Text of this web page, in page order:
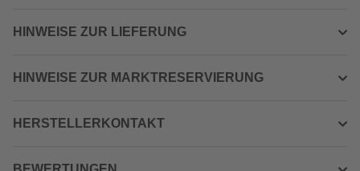
HINWEISE ZUR LIEFERUNG
HINWEISE ZUR MARKTRESERVIERUNG
HERSTELLERKONTAKT